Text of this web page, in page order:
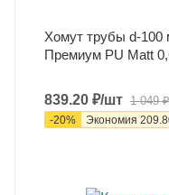
Хомут трубы d-100
Премиум PU Matt
839.20 ₽/шт 1 049₽
-20% Экономия